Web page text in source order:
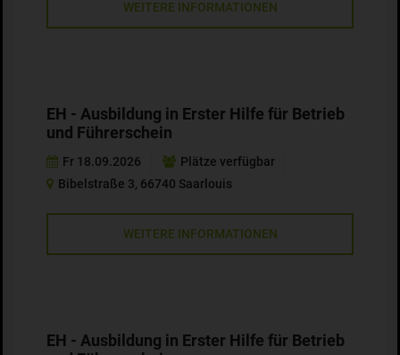
WEITERE INFORMATIONEN
EH - Ausbildung in Erster Hilfe für Betrieb
und Führerschein
Fr 18.09.2026
Plätze verfügbar
Bibelstraße 3, 66740 Saarlouis
WEITERE INFORMATIONEN
EH - Ausbildung in Erster Hilfe für Betrieb